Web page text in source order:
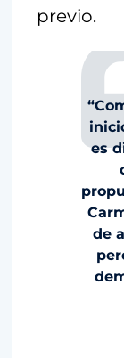
previo.
es
de